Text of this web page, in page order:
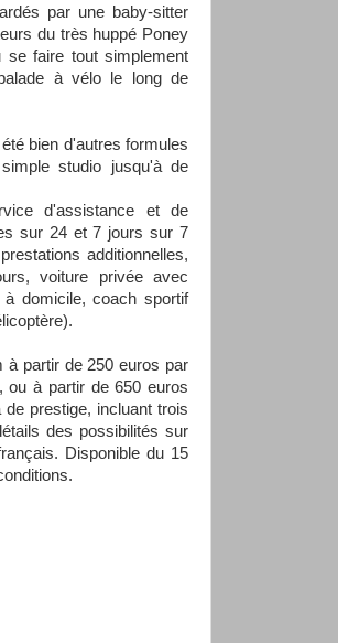
par une baby-sitter
du très huppé Poney
se faire tout simplement
à vélo le long de
bien d'autres formules
studio jusqu'à de
d'assistance et de
sur 24 et 7 jours sur 7
additionnelles,
voiture privée avec
domicile, coach sportif
à partir de 250 euros par
ou à partir de 650 euros
prestige, incluant trois
des possibilités sur
Disponible du 15